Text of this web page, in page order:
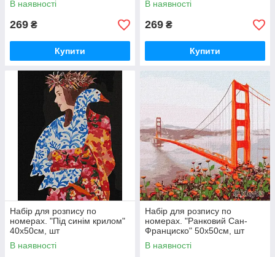
В наявності
269 ₴
Купити
В наявності
269 ₴
Купити
Набір для розпису по
номерах. "Під синім крилом"
40х50см, шт
В наявності
Набір для розпису по
номерах. "Ранковий Сан-
Франциско" 50х50см, шт
В наявності